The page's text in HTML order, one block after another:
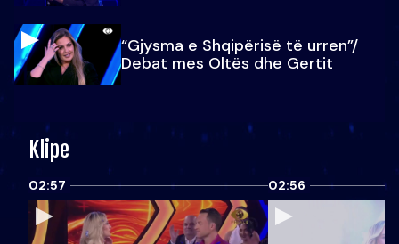
“Gjysma e Shqipërisë të urren”/
Debat mes Oltës dhe Gertit
Klipe
02:57 02:56